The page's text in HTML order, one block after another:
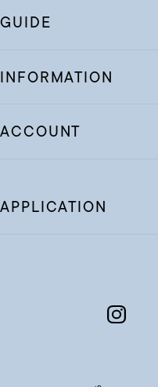
GUIDE
INFORMATION
ACCOUNT
APPLICATION